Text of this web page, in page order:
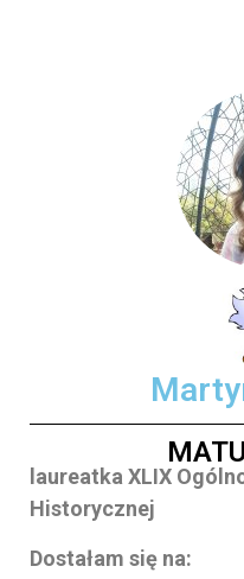
laureatka XLIX
Historycznej
Dostałam się na: